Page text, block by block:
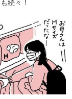
続々！